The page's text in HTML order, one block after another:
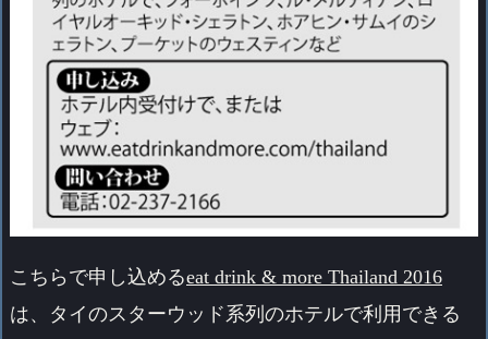
こちらで申し込めるeat drink & more Thailand 2016
は、タイのスターウッド系列のホテルで利用できる